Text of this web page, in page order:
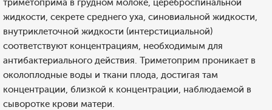
триметоприма в грудном молоке, цереброспинальной
жидкости, секрете среднего уха, синовиальной жидкости,
внутриклеточной жидкости (интерстициальной)
соответствуют концентрациям, необходимым для
антибактериального действия. Триметоприм проникает в
околоплодные воды и ткани плода, достигая там
концентрации, близкой к концентрации, наблюдаемой в
сыворотке крови матери.